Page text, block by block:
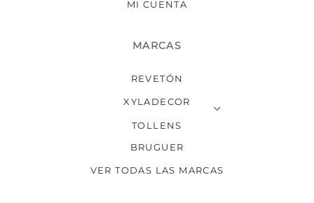
MI CUENTA
MARCAS
REVETÓN
XYLADECOR
TOLLENS
BRUGUER
VER TODAS LAS MARCAS